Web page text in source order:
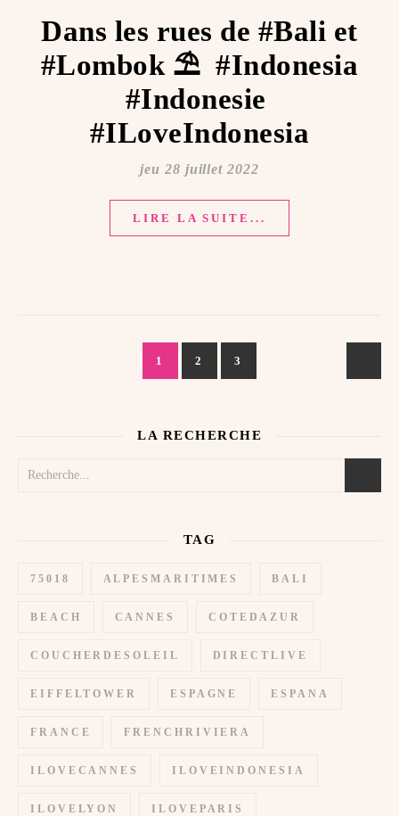
Dans les rues de #Bali et
#Lombok ⛱ ️ #Indonesia
#Indonesie ️
#ILoveIndonesia
jeu 28 juillet 2022
LIRE LA SUITE...
1 2 3
LA RECHERCHE
TAG
75018 ALPESMARITIMES BALI
BEACH CANNES COTEDAZUR
COUCHERDESOLEIL DIRECTLIVE
EIFFELTOWER ESPAGNE ESPANA
FRANCE FRENCHRIVIERA
ILOVECANNES ILOVEINDONESIA
ILOVELYON ILOVEPARIS